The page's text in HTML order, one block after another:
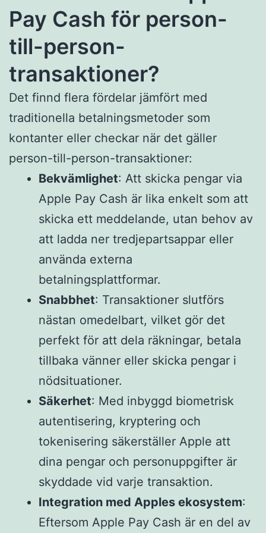
Pay Cash för person-
till-person-
transaktioner?
Det finnd flera fördelar jämfört med
traditionella betalningsmetoder som
kontanter eller checkar när det gäller
person-till-person-transaktioner:
Bekvämlighet: Att skicka pengar via
Apple Pay Cash är lika enkelt som att
skicka ett meddelande, utan behov av
att ladda ner tredjepartsappar eller
använda externa
betalningsplattformar.
Snabbhet: Transaktioner slutförs
nästan omedelbart, vilket gör det
perfekt för att dela räkningar, betala
tillbaka vänner eller skicka pengar i
nödsituationer.
Säkerhet: Med inbyggd biometrisk
autentisering, kryptering och
tokenisering säkerställer Apple att
dina pengar och personuppgifter är
skyddade vid varje transaktion.
Integration med Apples ekosystem:
Eftersom Apple Pay Cash är en del av